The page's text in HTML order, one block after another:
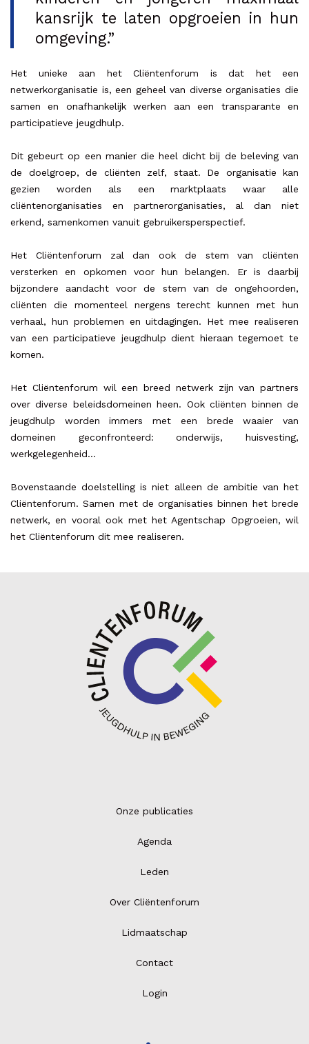
kansrijk te laten opgroeien in hun
omgeving.”
Het unieke aan het Cliëntenforum is dat het een
netwerkorganisatie is, een geheel van diverse organisaties die
samen en onafhankelijk werken aan een transparante en
participatieve jeugdhulp.
Dit gebeurt op een manier die heel dicht bij de beleving van
de doelgroep, de cliënten zelf, staat. De organisatie kan
gezien worden als een marktplaats waar alle
cliëntenorganisaties en partnerorganisaties, al dan niet
erkend, samenkomen vanuit gebruikersperspectief.
Het Cliëntenforum zal dan ook de stem van cliënten
versterken en opkomen voor hun belangen. Er is daarbij
bijzondere aandacht voor de stem van de ongehoorden,
cliënten die momenteel nergens terecht kunnen met hun
verhaal, hun problemen en uitdagingen. Het mee realiseren
van een participatieve jeugdhulp dient hieraan tegemoet te
komen.
Het Cliëntenforum wil een breed netwerk zijn van partners
over diverse beleidsdomeinen heen. Ook cliënten binnen de
jeugdhulp worden immers met een brede waaier van
domeinen geconfronteerd: onderwijs, huisvesting,
werkgelegenheid...
Bovenstaande doelstelling is niet alleen de ambitie van het
Cliëntenforum. Samen met de organisaties binnen het brede
netwerk, en vooral ook met het Agentschap Opgroeien, wil
het Cliëntenforum dit mee realiseren.
Onze publicaties
Agenda
Leden
Over Cliëntenforum
Lidmaatschap
Contact
Login